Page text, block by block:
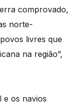
comprovado,
norte-
livres que
na região”,
e os navios